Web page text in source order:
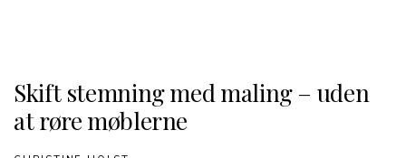
Skift stemning med maling – uden
at røre møblerne